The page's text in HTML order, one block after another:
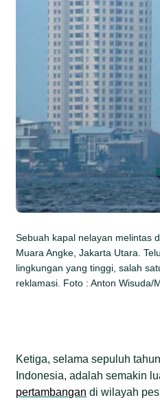
Sebuah kapal nelayan melintas
Muara Angke, Jakarta Utara.
lingkungan yang tinggi, salah
reklamasi. Foto : Anton Wisuda/
Ketiga, selama sepuluh
Indonesia, adalah semakin
pertambangan di wilayah